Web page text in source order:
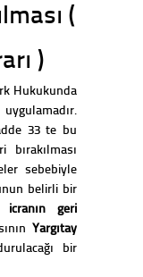
(
)
Hukukunda
33 te bu
bırakılması
sebebiyle
belirli bir
icranın geri
Yargıtay
bir